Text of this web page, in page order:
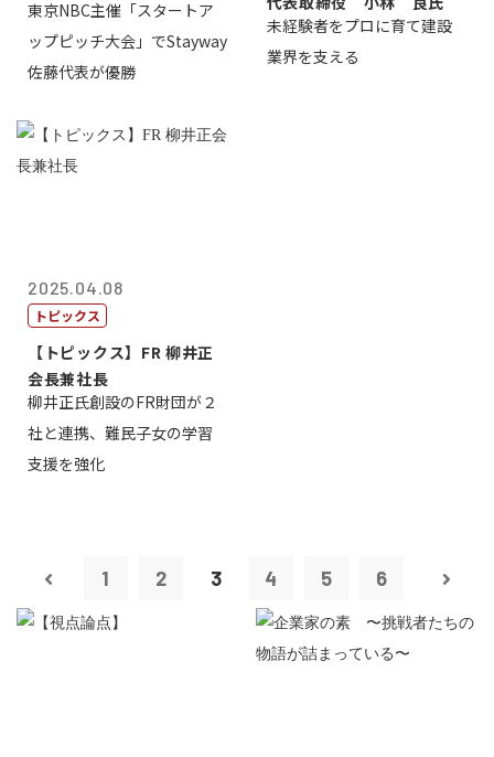
東京NBC主催「スタートア
ップピッチ大会」でStayway
佐藤代表が優勝
未経験者をプロに育て建設
業界を支える
2025.04.08
トピックス
【トピックス】FR 柳井正
会長兼社長
柳井正氏創設のFR財団が２
社と連携、難民子女の学習
支援を強化
1 2 3 4 5 6